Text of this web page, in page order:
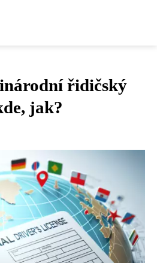
řidičský
jak?